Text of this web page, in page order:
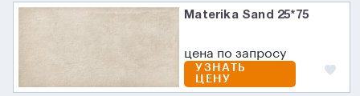
Materika Sand 25*75
цена по запросу
УЗНАТЬ
ЦЕНУ